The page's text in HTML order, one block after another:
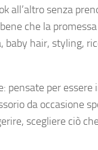
all’altro senza
che la
baby hair, styling,
per essere
da occasione
scegliere ciò